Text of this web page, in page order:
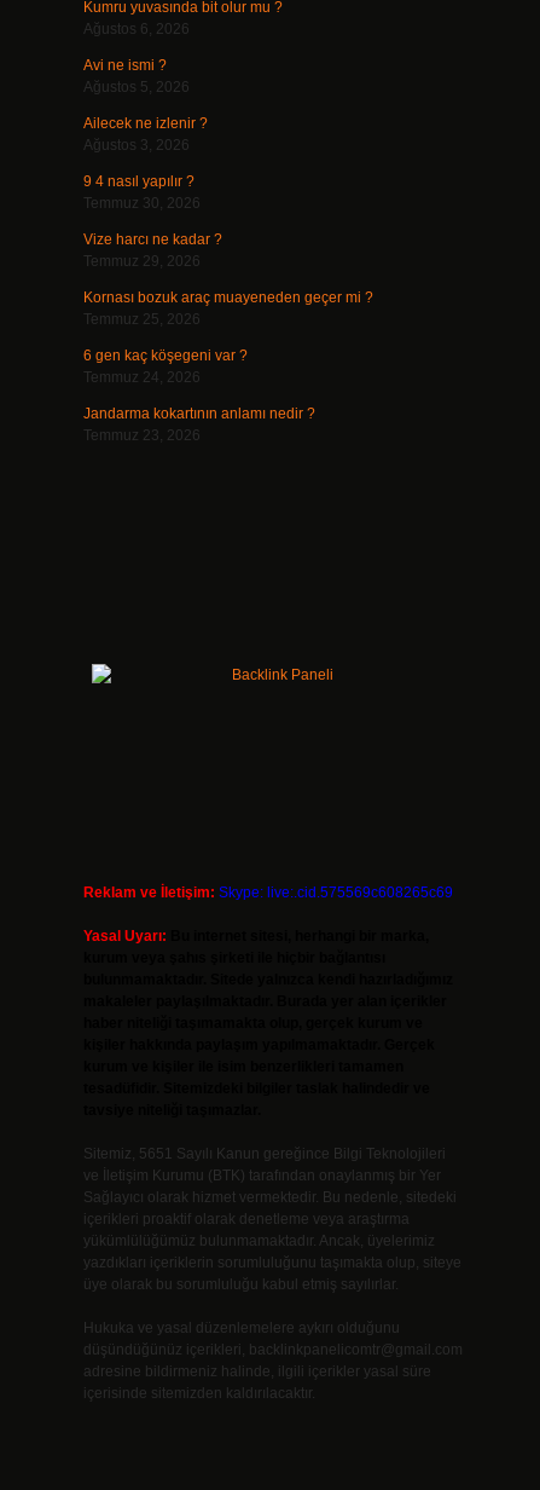
Kumru yuvasında bit olur mu ?
Ağustos 6, 2026
Avi ne ismi ?
Ağustos 5, 2026
Ailecek ne izlenir ?
Ağustos 3, 2026
9 4 nasıl yapılır ?
Temmuz 30, 2026
Vize harcı ne kadar ?
Temmuz 29, 2026
Kornası bozuk araç muayeneden geçer mi ?
Temmuz 25, 2026
6 gen kaç köşegeni var ?
Temmuz 24, 2026
Jandarma kokartının anlamı nedir ?
Temmuz 23, 2026
Reklam ve İletişim: Skype: live:.cid.575569c608265c69
Yasal Uyarı:
Sitemiz, 5651 Sayılı Kanun gereğince Bilgi Teknolojileri
ve İletişim Kurumu (BTK) tarafından onaylanmış bir Yer
Sağlayıcı olarak hizmet vermektedir. Bu nedenle, sitedeki
içerikleri proaktif olarak denetleme veya araştırma
yükümlülüğümüz bulunmamaktadır. Ancak, üyelerimiz
yazdıkları içeriklerin sorumluluğunu taşımakta olup, siteye
üye olarak bu sorumluluğu kabul etmiş sayılırlar.
Hukuka ve yasal düzenlemelere aykırı olduğunu
düşündüğünüz içerikleri, backlinkpanelicomtr@gmail.com
adresine bildirmeniz halinde, ilgili içerikler yasal süre
içerisinde sitemizden kaldırılacaktır.